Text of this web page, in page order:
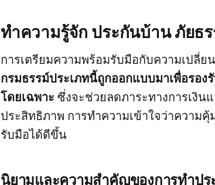
ทำความรู้จัก ประกันบ้าน ภัยธ
การเตรียมความพร้อมรับมือกับความเปลี่
กรมธรรม์ประเภทนี้ถูกออกแบบมาเพื่อรอ
โดยเฉพาะ ซึ่งจะช่วยลดภาระทางการเงิ
ประสิทธิภาพ การทำความเข้าใจว่าความ
รับมือได้ดีขึ้น
นิยามและความสำคัญของการทำปร